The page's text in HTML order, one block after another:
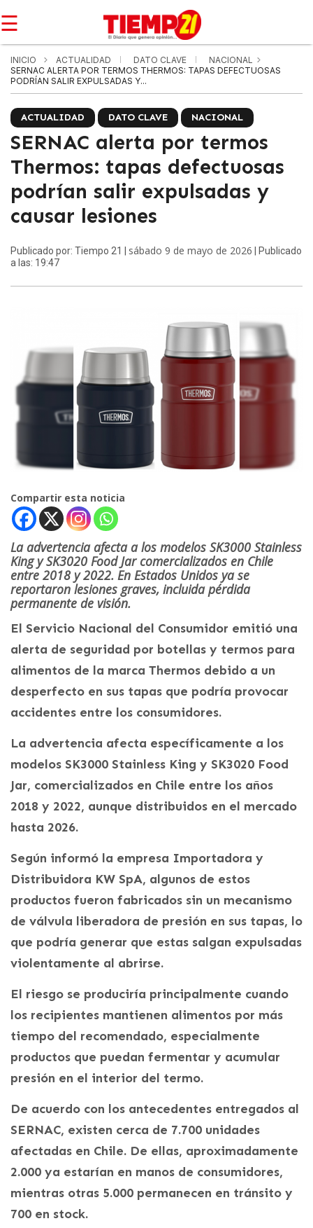
☰
INICIO ACTUALIDAD DATO CLAVE
NACIONAL
SERNAC ALERTA POR TERMOS THERMOS: TAPAS DEFECTUOSAS
PODRÍAN SALIR EXPULSADAS Y...
ACTUALIDAD DATO CLAVE NACIONAL
SERNAC alerta por termos
Thermos: tapas defectuosas
podrían salir expulsadas y
causar lesiones
Publicado por: Tiempo 21 | sábado 9 de mayo de 2026 | Publicado
a las: 19:47
Compartir esta noticia
La advertencia afecta a los modelos SK3000 Stainless
King y SK3020 Food Jar comercializados en Chile
entre 2018 y 2022. En Estados Unidos ya se
reportaron lesiones graves, incluida pérdida
permanente de visión.
El Servicio Nacional del Consumidor emitió una
alerta de seguridad por botellas y termos para
alimentos de la marca Thermos debido a un
desperfecto en sus tapas que podría provocar
accidentes entre los consumidores.
La advertencia afecta específicamente a los
modelos SK3000 Stainless King y SK3020 Food
Jar, comercializados en Chile entre los años
2018 y 2022, aunque distribuidos en el mercado
hasta 2026.
Según informó la empresa Importadora y
Distribuidora KW SpA, algunos de estos
productos fueron fabricados sin un mecanismo
de válvula liberadora de presión en sus tapas, lo
que podría generar que estas salgan expulsadas
violentamente al abrirse.
El riesgo se produciría principalmente cuando
los recipientes mantienen alimentos por más
tiempo del recomendado, especialmente
productos que puedan fermentar y acumular
presión en el interior del termo.
De acuerdo con los antecedentes entregados al
SERNAC, existen cerca de 7.700 unidades
afectadas en Chile. De ellas, aproximadamente
2.000 ya estarían en manos de consumidores,
mientras otras 5.000 permanecen en tránsito y
700 en stock.